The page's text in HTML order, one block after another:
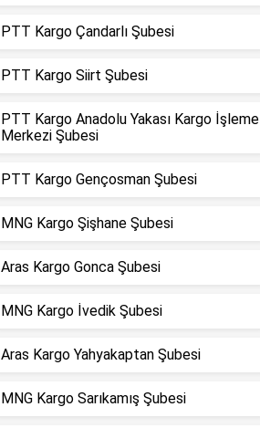
PTT Kargo Çandarlı Şubesi
PTT Kargo Siirt Şubesi
PTT Kargo Anadolu Yakası Kargo İşleme
Merkezi Şubesi
PTT Kargo Gençosman Şubesi
MNG Kargo Şişhane Şubesi
Aras Kargo Gonca Şubesi
MNG Kargo İvedik Şubesi
Aras Kargo Yahyakaptan Şubesi
MNG Kargo Sarıkamış Şubesi